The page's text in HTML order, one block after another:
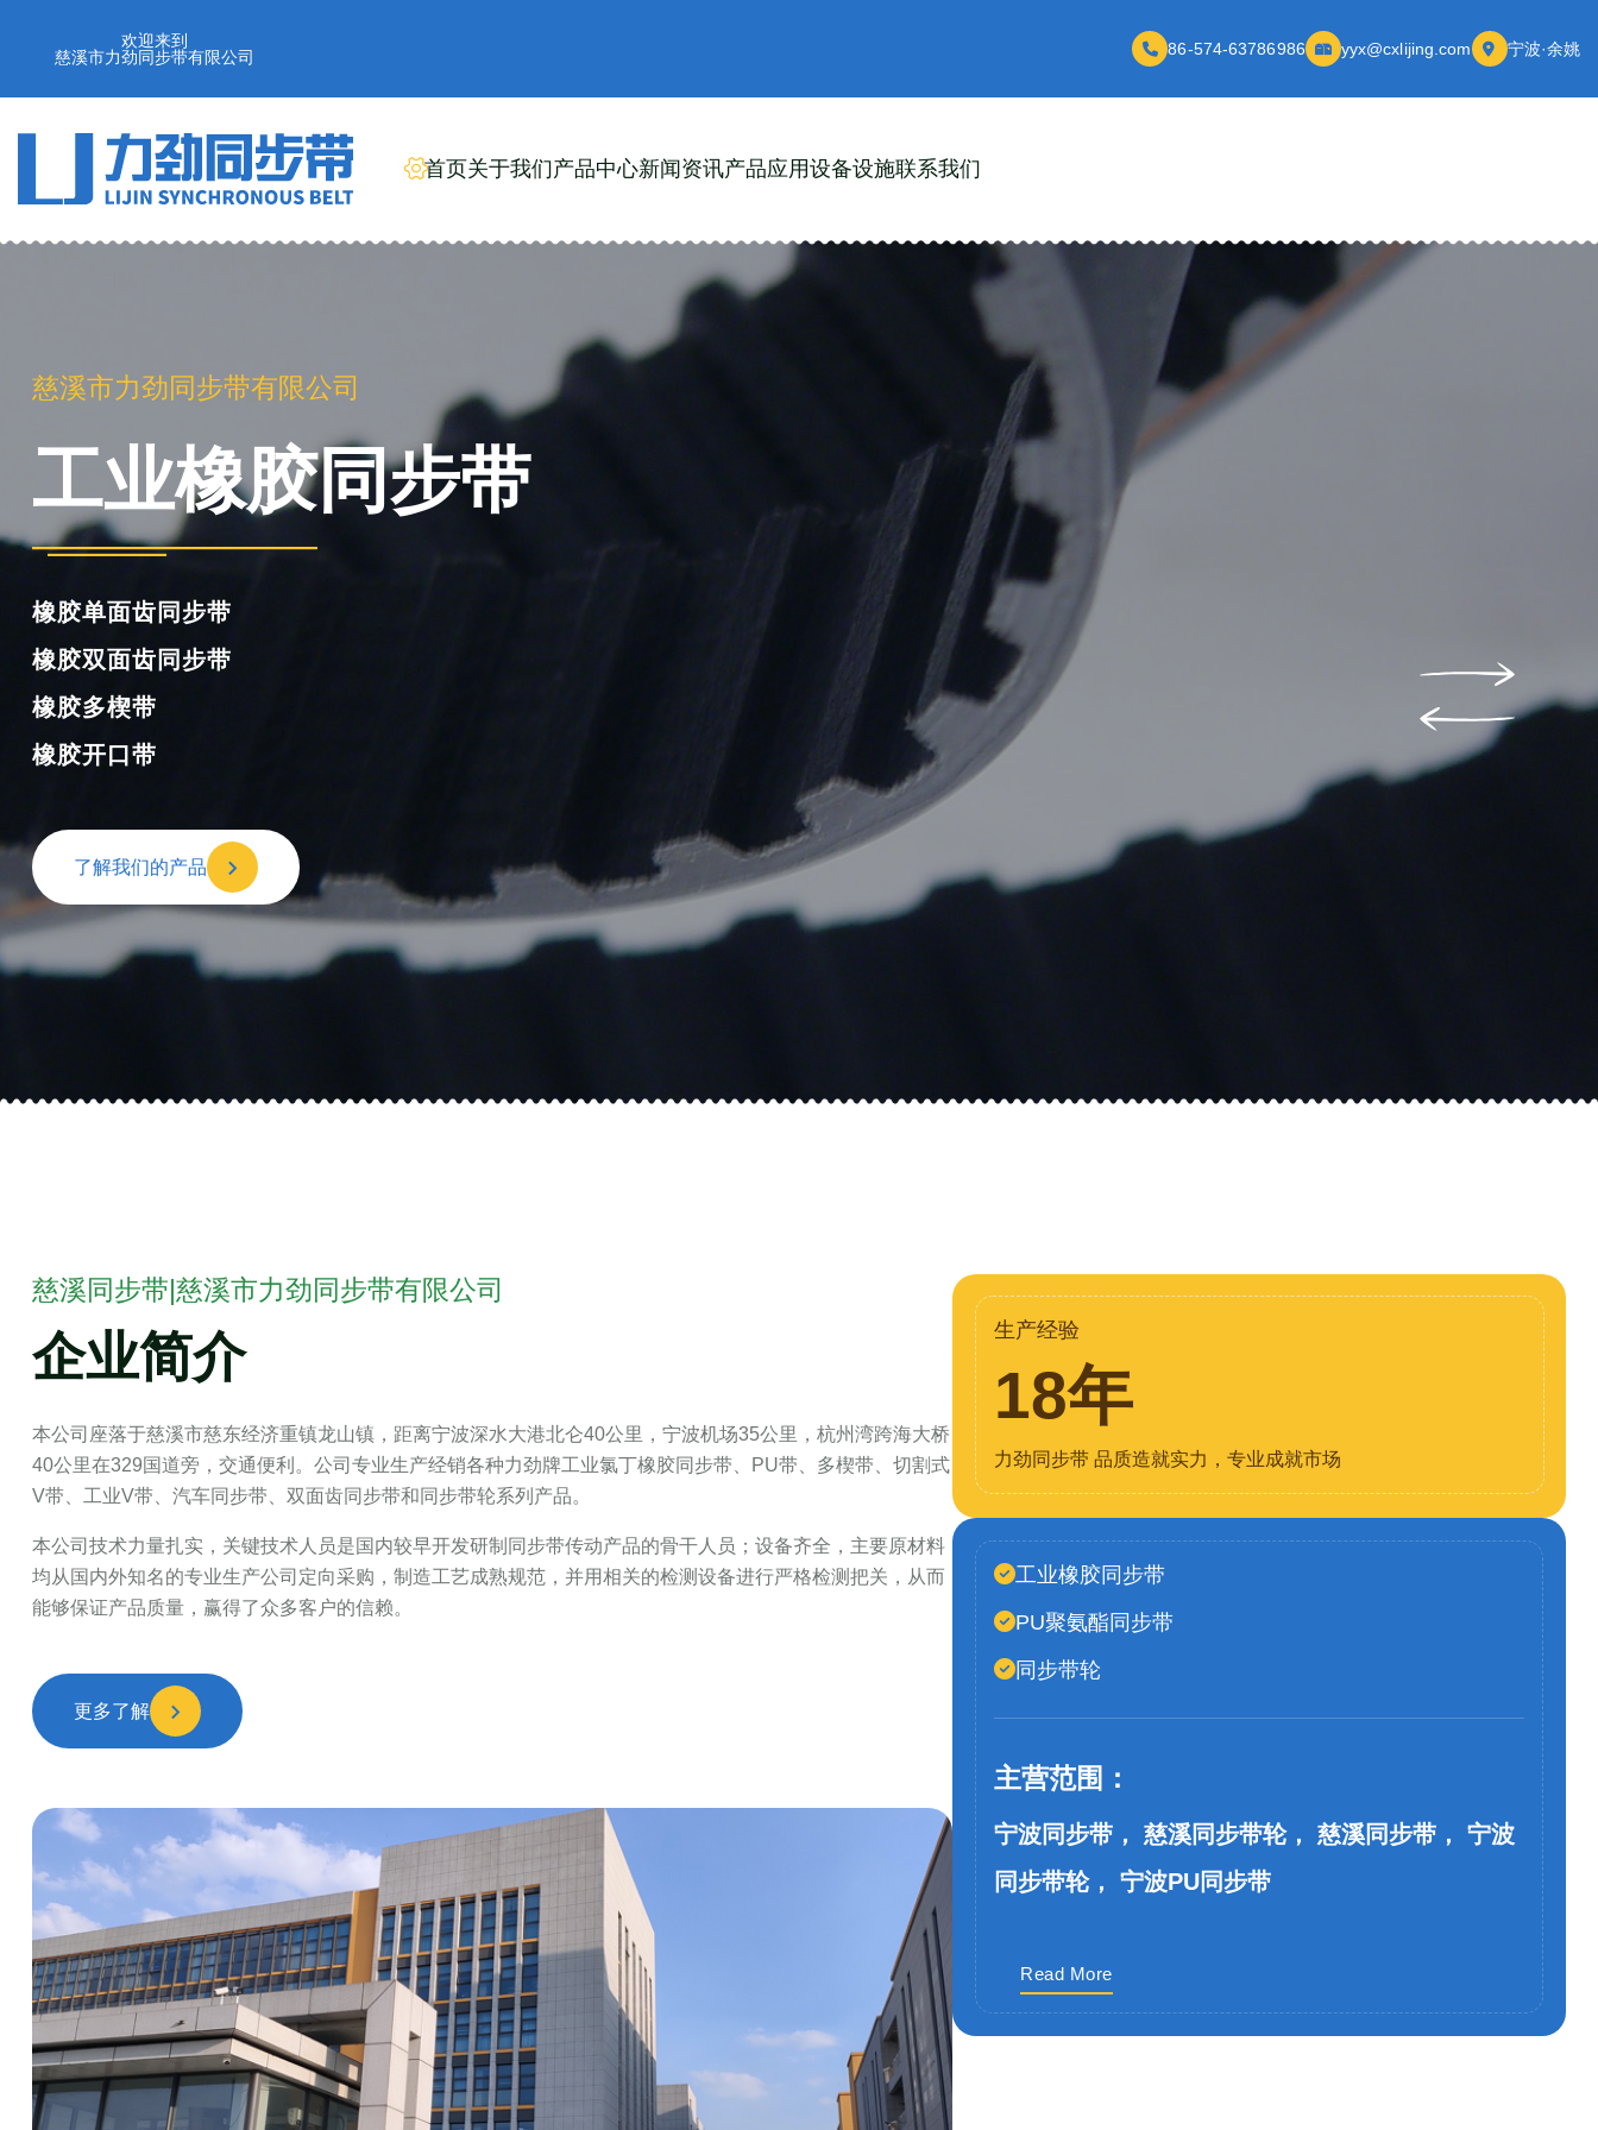
欢迎来到
慈溪市力劲同步带有限公司
86-574-63786986 yyx@cxlijing.com 宁波·余姚
首页关于我们产品中心新闻资讯产品应用设备设施联系我们
慈溪市力劲同步带有限公司
PU聚氨酯同步带
聚氨酯单面齿同步带
聚氨酯双面齿同步带
聚氨酯多楔带
聚氨酯开口同步带
了解我们的产品
慈溪同步带|慈溪市力劲同步带有限公司
企业简介
本公司座落于慈溪市慈东经济重镇龙山镇，距离宁波深水大港北仑40公里，宁波机场35公里，杭州湾跨海大桥
40公里在329国道旁，交通便利。公司专业生产经销各种力劲牌工业氯丁橡胶同步带、PU带、多楔带、切割式
V带、工业V带、汽车同步带、双面齿同步带和同步带轮系列产品。
本公司技术力量扎实，关键技术人员是国内较早开发研制同步带传动产品的骨干人员；设备齐全，主要原材料
均从国内外知名的专业生产公司定向采购，制造工艺成熟规范，并用相关的检测设备进行严格检测把关，从而
能够保证产品质量，赢得了众多客户的信赖。
更多了解
生产经验
18年
力劲同步带 品质造就实力，专业成就市场
工业橡胶同步带
PU聚氨酯同步带
同步带轮
主营范围：
宁波同步带， 慈溪同步带轮， 慈溪同步带， 宁波
同步带轮， 宁波PU同步带
Read More